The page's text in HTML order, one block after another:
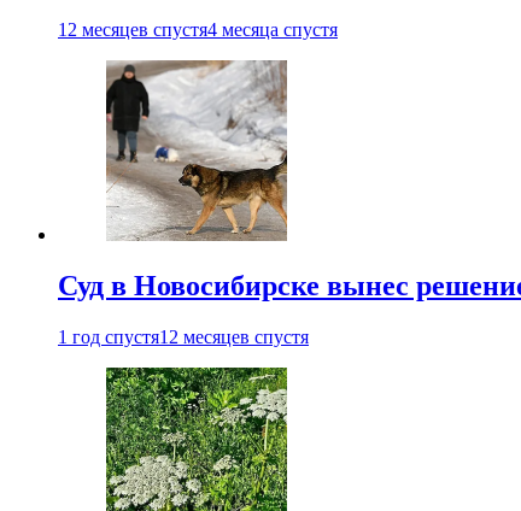
12 месяцев спустя4 месяца спустя
Суд в Новосибирске вынес
1 год спустя12 месяцев спустя